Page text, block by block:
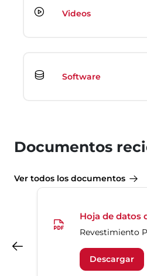
Videos
Software
Documentos
Ver todos los documentos
Hoja de datos
Revestimiento
Descargar